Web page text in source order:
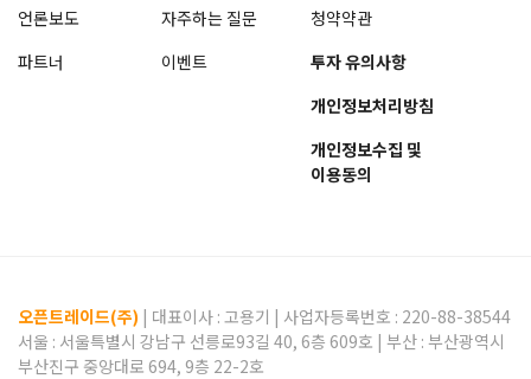
언론보도
파트너
자주하는 질문
이벤트
청약약관
투자 유의사항
개인정보처리방침
개인정보수집 및
이용동의
오픈트레이드(주) | 대표이사 : 고용기 | 사업자등록번호 : 220-88-38544
서울 : 서울특별시 강남구 선릉로93길 40, 6층 609호 | 부산 : 부산광역시
부산진구 중앙대로 694, 9층 22-2호